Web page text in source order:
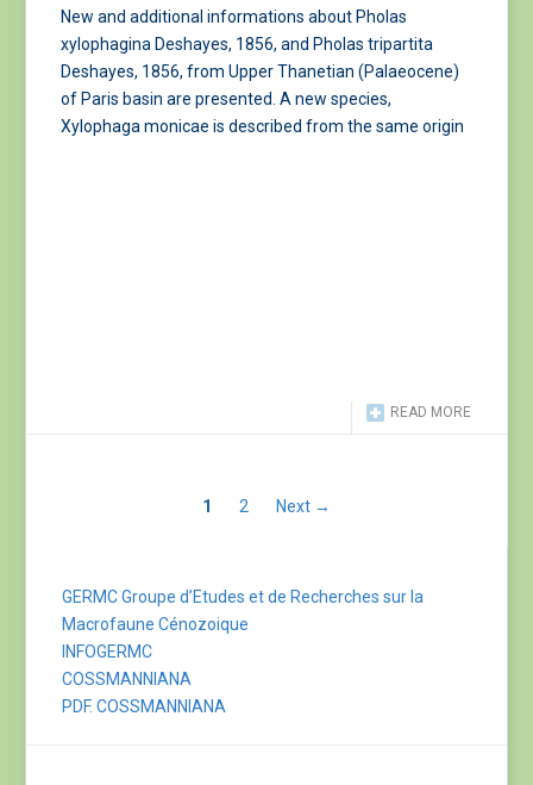
New and additional informations about Pholas
xylophagina Deshayes, 1856, and Pholas tripartita
Deshayes, 1856, from Upper Thanetian (Palaeocene)
of Paris basin are presented. A new species,
Xylophaga monicae is described from the same origin
READ MORE
1 2 Next →
GERMC Groupe d’Etudes et de Recherches sur la
Macrofaune Cénozoique
INFOGERMC
COSSMANNIANA
PDF. COSSMANNIANA